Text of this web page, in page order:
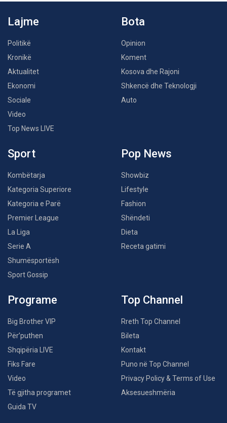
Lajme
Politikë
Kronikë
Aktualitet
Ekonomi
Sociale
Video
Top News LIVE
Bota
Opinion
Koment
Kosova dhe Rajoni
Shkencë dhe Teknologji
Auto
Sport
Kombëtarja
Kategoria Superiore
Kategoria e Parë
Premier League
La Liga
Serie A
Shumësportësh
Sport Gossip
Pop News
Showbiz
Lifestyle
Fashion
Shëndeti
Dieta
Receta gatimi
Programe
Big Brother VIP
Për’puthen
Shqipëria LIVE
Fiks Fare
Video
Të gjitha programet
Guida TV
Top Channel
Rreth Top Channel
Bileta
Kontakt
Puno në Top Channel
Privacy Policy & Terms of Use
Aksesueshmëria